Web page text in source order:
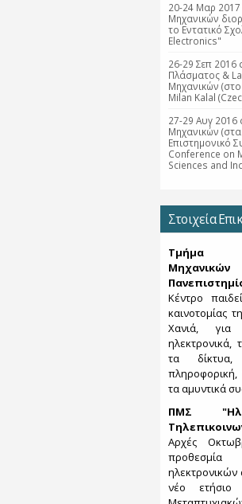
20-24 Μαρ 2017
Μηχανικών
το Εντατικό
Electronics"
26-29 Σεπ 2016
Πλάσματος &
Μηχανικών (στο
Milan Kalal
27-29 Αυγ 2016
Μηχανικών (στα
Επιστημονικό
Conference on
Sciences and
Στοιχεία
Τμήμα
Μηχανικών
Κέντρο
καινοτομίας
Χανιά, για
ηλεκτρονικά,
τα δίκτυα,
πληροφορική,
τα αμυντικά
ΠΜΣ
Αρχές
ηλεκτρονικών
νέο ετήσιο